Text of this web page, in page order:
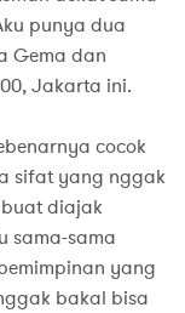
punya dua
Gema dan
Jakarta ini.
cocok
sifat yang nggak
diajak
sama-sama
yang
bakal bisa